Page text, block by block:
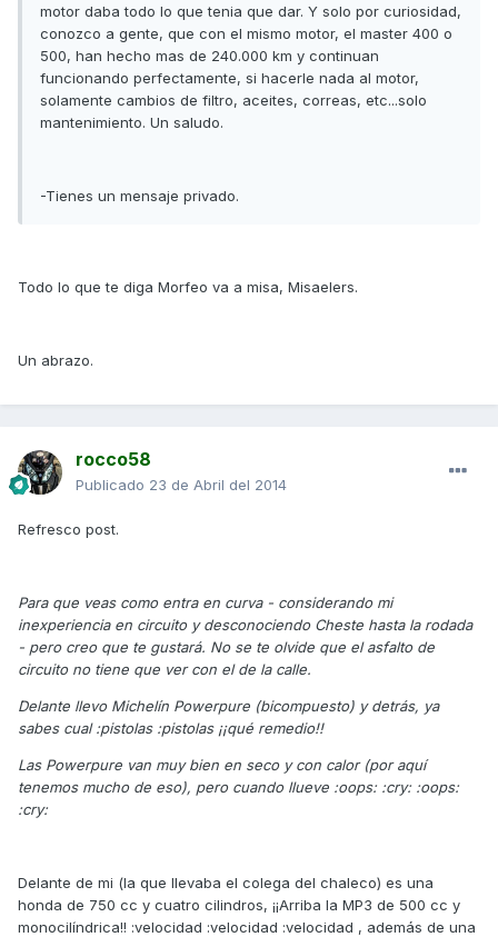
motor daba todo lo que tenia que dar. Y solo por curiosidad,
conozco a gente, que con el mismo motor, el master 400 o
500, han hecho mas de 240.000 km y continuan
funcionando perfectamente, si hacerle nada al motor,
solamente cambios de filtro, aceites, correas, etc...solo
mantenimiento. Un saludo.
-Tienes un mensaje privado.
Todo lo que te diga Morfeo va a misa, Misaelers.
Un abrazo.
rocco58
Publicado 23 de Abril del 2014
Refresco post.
Para que veas como entra en curva - considerando mi
inexperiencia en circuito y desconociendo Cheste hasta la rodada
- pero creo que te gustará. No se te olvide que el asfalto de
circuito no tiene que ver con el de la calle.
Delante llevo Michelín Powerpure (bicompuesto) y detrás, ya
sabes cual :pistolas :pistolas ¡¡qué remedio!!
Las Powerpure van muy bien en seco y con calor (por aquí
tenemos mucho de eso), pero cuando llueve :oops: :cry: :oops:
:cry:
Delante de mi (la que llevaba el colega del chaleco) es una
honda de 750 cc y cuatro cilindros, ¡¡Arriba la MP3 de 500 cc y
monocilíndrica!! :velocidad :velocidad :velocidad , además de una